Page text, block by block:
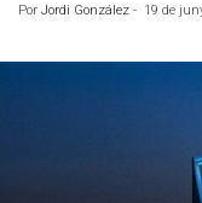
Por Jordi González - 19 de